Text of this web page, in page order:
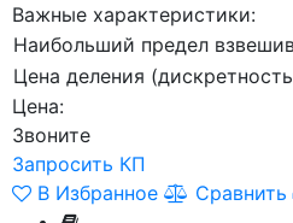
Важные характеристики:
Наибольший предел
Цена деления
Цена:
Звоните
Запросить КП
В Избранное
Сравнить